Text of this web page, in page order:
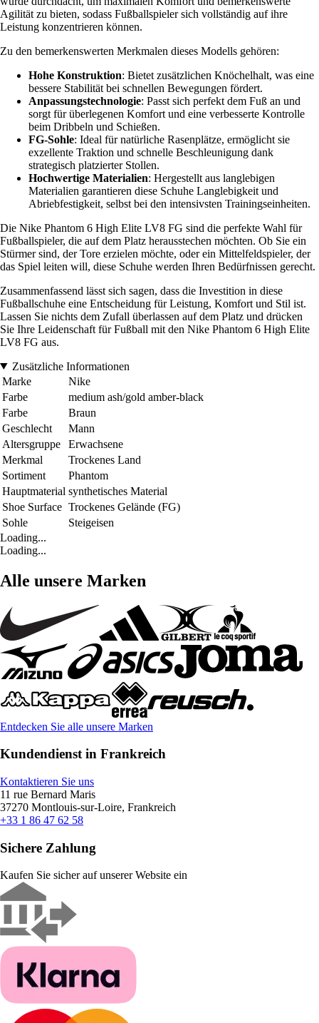
Agilität zu bieten, sodass Fußballspieler sich vollständig auf ihre
Leistung konzentrieren können.
Zu den bemerkenswerten Merkmalen dieses Modells gehören:
Hohe Konstruktion: Bietet zusätzlichen Knöchelhalt, was eine
bessere Stabilität bei schnellen Bewegungen fördert.
Anpassungstechnologie: Passt sich perfekt dem Fuß an und
sorgt für überlegenen Komfort und eine verbesserte Kontrolle
beim Dribbeln und Schießen.
FG-Sohle: Ideal für natürliche Rasenplätze, ermöglicht sie
exzellente Traktion und schnelle Beschleunigung dank
strategisch platzierter Stollen.
Hochwertige Materialien: Hergestellt aus langlebigen
Materialien garantieren diese Schuhe Langlebigkeit und
Abriebfestigkeit, selbst bei den intensivsten Trainingseinheiten.
Die Nike Phantom 6 High Elite LV8 FG sind die perfekte Wahl für
Fußballspieler, die auf dem Platz herausstechen möchten. Ob Sie ein
Stürmer sind, der Tore erzielen möchte, oder ein Mittelfeldspieler, der
das Spiel leiten will, diese Schuhe werden Ihren Bedürfnissen gerecht.
Zusammenfassend lässt sich sagen, dass die Investition in diese
Fußballschuhe eine Entscheidung für Leistung, Komfort und Stil ist.
Lassen Sie nichts dem Zufall überlassen auf dem Platz und drücken
Sie Ihre Leidenschaft für Fußball mit den Nike Phantom 6 High Elite
LV8 FG aus.
Zusätzliche Informationen
Marke
Nike
Farbe
medium ash/gold amber-black
Farbe
Braun
Geschlecht
Mann
Altersgruppe
Erwachsene
Merkmal
Trockenes Land
Sortiment
Phantom
Hauptmaterial synthetisches Material
Shoe Surface Trockenes Gelände (FG)
Sohle
Steigeisen
Loading...
Loading...
Alle unsere Marken
Entdecken Sie alle unsere Marken
Kundendienst in Frankreich
Kontaktieren Sie uns
11 rue Bernard Maris
37270 Montlouis-sur-Loire, Frankreich
+33 1 86 47 62 58
Sichere Zahlung
Kaufen Sie sicher auf unserer Website ein